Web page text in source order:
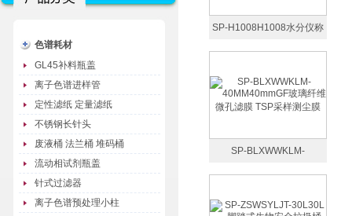
色谱耗材
GL45补料瓶盖
离子色谱进样管
定性滤纸 定量滤纸
不锈钢长针头
废液桶 法兰桶 堆码桶
流动相试剂瓶盖
针式过滤器
离子色谱预处理小柱
SP-H1008H1008水分仪称
量盘 称量铝盘 铝制样品盘
SP-BLXWWKLM-
40MM40mmGF玻璃纤维微